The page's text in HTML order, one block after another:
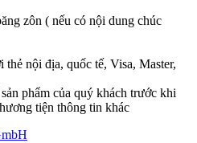
zôn ( nếu có nội dung chúc
nội địa, quốc tế, Visa, Master,
phẩm của quý khách trước khi
tiện thông tin khác